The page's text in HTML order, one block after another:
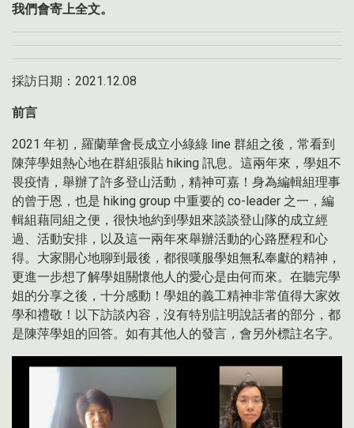
我們會寄上全文。
採訪日期：2021.12.08
前言
2021 年初，羅蘭華會長成立小綠綠 line 群組之後，常看到
陳萍學姐熱心地在群組張貼 hiking 訊息。這兩年來，學姐不
畏疫情，舉辦了許多登山活動，精神可嘉！身為編輯組理事
的曾于恩，也是 hiking group 中重要的 co-leader 之一，編
輯組藉同組之便，很快地約到學姐來談談登山隊的成立經
過、活動安排，以及這一兩年來舉辦活動的心路歷程和心
得。大家開心地聊到最後，都很嘆服學姐無私奉獻的精神，
更進一步想了解學姐關懷他人的愛心是由何而來。在聽完學
姐的分享之後，十分感動！學姐的義工精神非常值得大家效
學和禮敬！以下訪談內容，沒有特別註明說話者的部分，都
是陳萍學姐的回答。如有其他人的發言，會另外標註名字。